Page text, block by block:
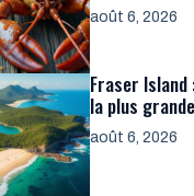
août 6, 2026
Fraser
la plus
août 6, 2026